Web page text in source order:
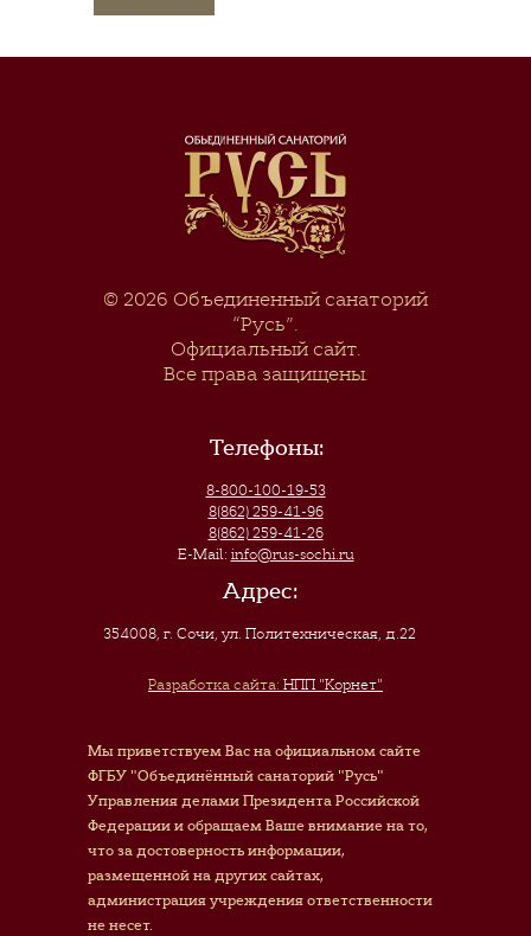
© 2026 Объединенный санаторий
“Русь”.
Официальный сайт.
Все права защищены.
Телефоны:
8-800-100-19-53
8(862) 259-41-96
8(862) 259-41-26
E-Mail: info@rus-sochi.ru
Адрес:
354008, г. Сочи,ул. Политехническая, д.22
Разработка сайта: НПП "Корнет"
Мы приветствуем Вас на официальном сайте
ФГБУ "Объединённый санаторий "Русь"
Управления делами Президента Российской
Федерации и обращаем Ваше внимание на то,
что за достоверность информации,
размещенной на других сайтах,
администрация учреждения ответственности
не несет.